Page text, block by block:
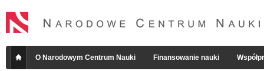
O Narodowym Centrum Nauki Finansowanie nauki